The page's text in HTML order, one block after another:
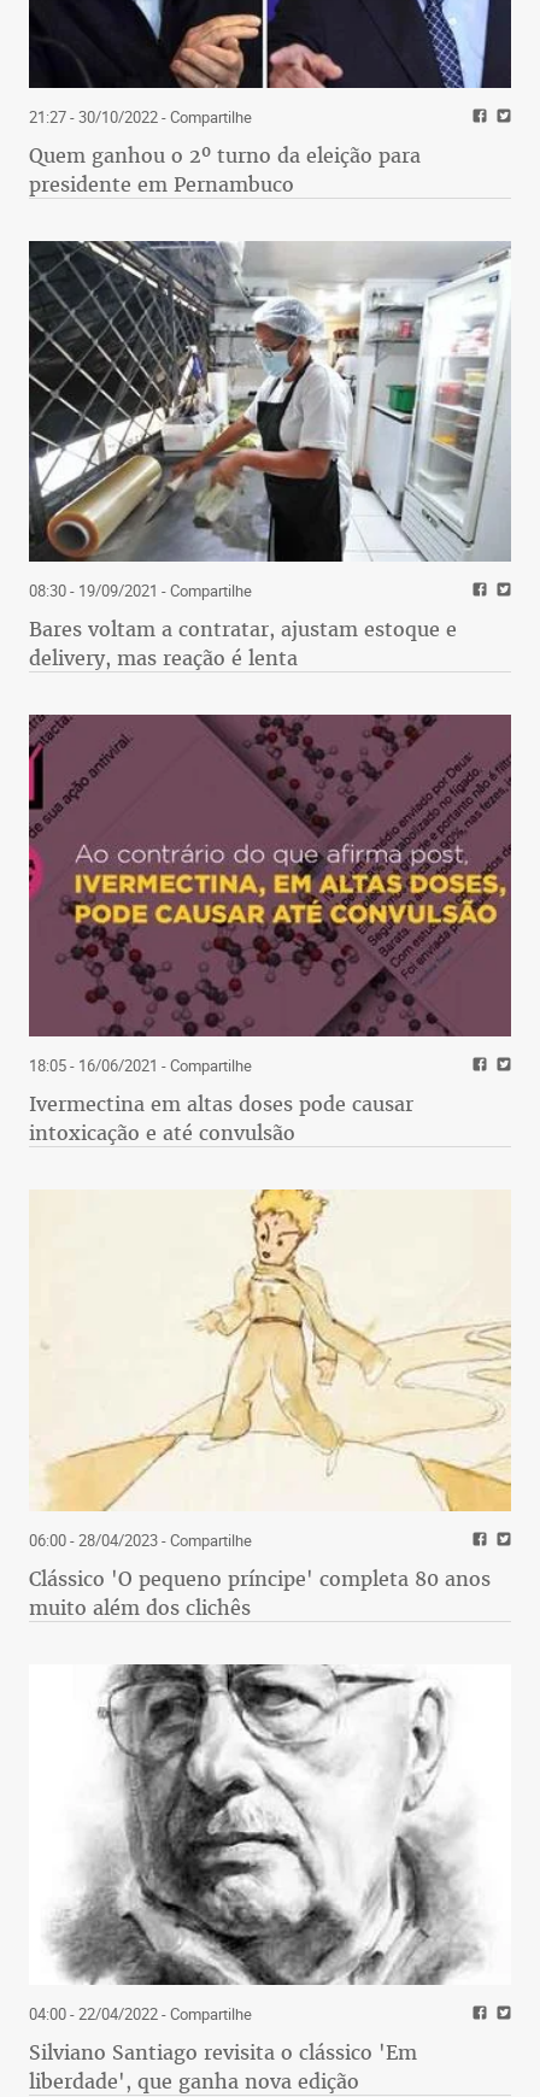
21:27 - 30/10/2022- Compartilhe
Quem ganhou o 2º turno da eleição para
presidente em Pernambuco
08:30 - 19/09/2021 - Compartilhe
Bares voltam a contratar, ajustam estoque e
delivery, mas reação é lenta
18:05 - 16/06/2021 - Compartilhe
Ivermectina em altas doses pode causar
intoxicação e até convulsão
06:00 - 28/04/2023- Compartilhe
Clássico 'O pequeno príncipe' completa 80 anos
muito além dos clichês
04:00 - 22/04/2022- Compartilhe
Silviano Santiago revisita o clássico 'Em
liberdade', que ganha nova edição